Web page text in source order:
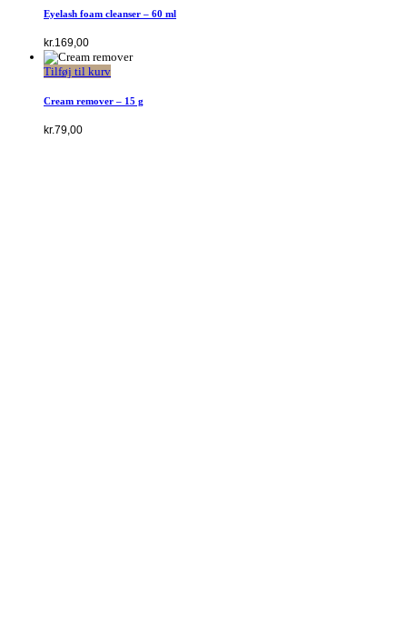
Eyelash foam cleanser – 60 ml
kr.169,00
Tilføj til kurv
Cream remover – 15 g
kr.79,00